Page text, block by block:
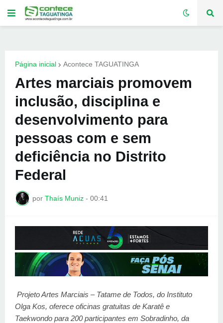
Página inicial Acontece TAGUATINGA
Artes marciais promovem
inclusão, disciplina e
desenvolvimento para
pessoas com e sem
deficiência no Distrito
Federal
por Thaís Muniz - 00:41
Projeto Artes Marciais – Tatame de Todos, do Instituto
Olga Kos, oferece oficinas gratuitas de Karatê e
Taekwondo para 200 participantes em Sobradinho, da